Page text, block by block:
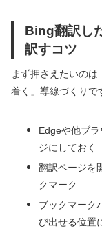
Bing翻訳し
訳すコツ
まず押さえたいの
着く」導線づくりで
Edgeや他ブ
ジにしておく
翻訳ページを
クマーク
ブックマーク
び出せる位置